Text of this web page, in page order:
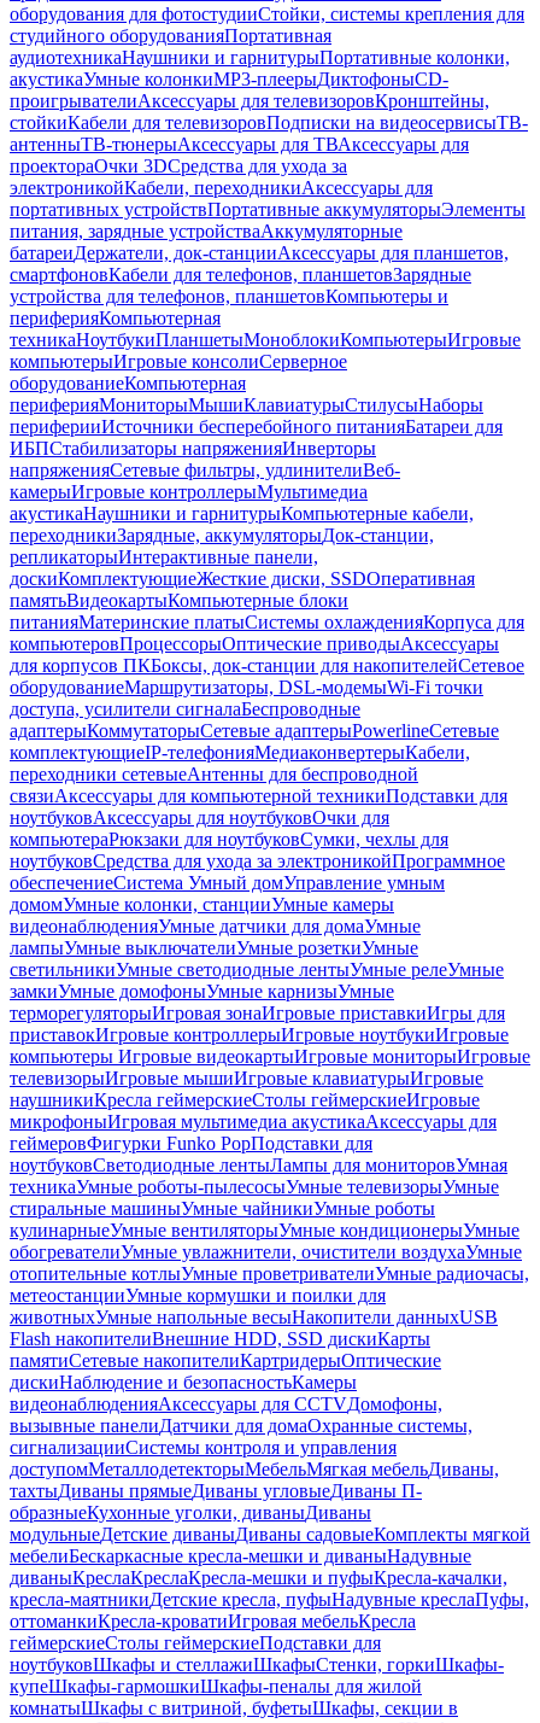
оборудования для фотостудииСтойки, системы крепления для
студийного оборудованияПортативная
аудиотехникаНаушники и гарнитурыПортативные колонки,
акустикаУмные колонкиMP3-плеерыДиктофоныCD-
проигрывателиАксессуары для телевизоровКронштейны,
стойкиКабели для телевизоровПодписки на видеосервисыТВ-
антенныТВ-тюнерыАксессуары для ТВАксессуары для
проектораОчки 3DСредства для ухода за
электроникойКабели, переходникиАксессуары для
портативных устройствПортативные аккумуляторыЭлементы
питания, зарядные устройстваАккумуляторные
батареиДержатели, док-станцииАксессуары для планшетов,
смартфоновКабели для телефонов, планшетовЗарядные
устройства для телефонов, планшетовКомпьютеры и
периферияКомпьютерная
техникаНоутбукиПланшетыМоноблокиКомпьютерыИгровые
компьютерыИгровые консолиСерверное
оборудованиеКомпьютерная
периферияМониторыМышиКлавиатурыСтилусыНаборы
периферииИсточники бесперебойного питанияБатареи для
ИБПСтабилизаторы напряженияИнверторы
напряженияСетевые фильтры, удлинителиВеб-
камерыИгровые контроллерыМультимедиа
акустикаНаушники и гарнитурыКомпьютерные кабели,
переходникиЗарядные, аккумуляторыДок-станции,
репликаторыИнтерактивные панели,
доскиКомплектующиеЖесткие диски, SSDОперативная
памятьВидеокартыКомпьютерные блоки
питанияМатеринские платыСистемы охлажденияКорпуса для
компьютеровПроцессорыОптические приводыАксессуары
для корпусов ПКБоксы, док-станции для накопителейСетевое
оборудованиеМаршрутизаторы, DSL-модемыWi-Fi точки
доступа, усилители сигналаБеспроводные
адаптерыКоммутаторыСетевые адаптерыPowerlineСетевые
комплектующиеIP-телефонияМедиаконвертерыКабели,
переходники сетевыеАнтенны для беспроводной
связиАксессуары для компьютерной техникиПодставки для
ноутбуковАксессуары для ноутбуковОчки для
компьютераРюкзаки для ноутбуковСумки, чехлы для
ноутбуковСредства для ухода за электроникойПрограммное
обеспечениеСистема Умный домУправление умным
домомУмные колонки, станцииУмные камеры
видеонаблюденияУмные датчики для домаУмные
лампыУмные выключателиУмные розеткиУмные
светильникиУмные светодиодные лентыУмные релеУмные
замкиУмные домофоныУмные карнизыУмные
терморегуляторыИгровая зонаИгровые приставкиИгры для
приставокИгровые контроллерыИгровые ноутбукиИгровые
компьютеры Игровые видеокартыИгровые мониторыИгровые
телевизорыИгровые мышиИгровые клавиатурыИгровые
наушникиКресла геймерскиеСтолы геймерскиеИгровые
микрофоныИгровая мультимедиа акустикаАксессуары для
геймеровФигурки Funko PopПодставки для
ноутбуковСветодиодные лентыЛампы для мониторовУмная
техникаУмные роботы-пылесосыУмные телевизорыУмные
стиральные машиныУмные чайникиУмные роботы
кулинарныеУмные вентиляторыУмные кондиционерыУмные
обогревателиУмные увлажнители, очистители воздухаУмные
отопительные котлыУмные проветривателиУмные радиочасы,
метеостанцииУмные кормушки и поилки для
животныхУмные напольные весыНакопители данныхUSB
Flash накопителиВнешние HDD, SSD дискиКарты
памятиСетевые накопителиКартридерыОптические
дискиНаблюдение и безопасностьКамеры
видеонаблюденияАксессуары для CCTVДомофоны,
вызывные панелиДатчики для домаОхранные системы,
сигнализацииСистемы контроля и управления
доступомМеталлодетекторыМебельМягкая мебельДиваны,
тахтыДиваны прямыеДиваны угловыеДиваны П-
образныеКухонные уголки, диваныДиваны
модульныеДетские диваныДиваны садовыеКомплекты мягкой
мебелиБескаркасные кресла-мешки и диваныНадувные
диваныКреслаКреслаКресла-мешки и пуфыКресла-качалки,
кресла-маятникиДетские кресла, пуфыНадувные креслаПуфы,
оттоманкиКресла-кроватиИгровая мебельКресла
геймерскиеСтолы геймерскиеПодставки для
ноутбуковШкафы и стеллажиШкафыСтенки, горкиШкафы-
купеШкафы-гармошкиШкафы-пеналы для жилой
комнатыШкафы с витриной, буфетыШкафы, секции в